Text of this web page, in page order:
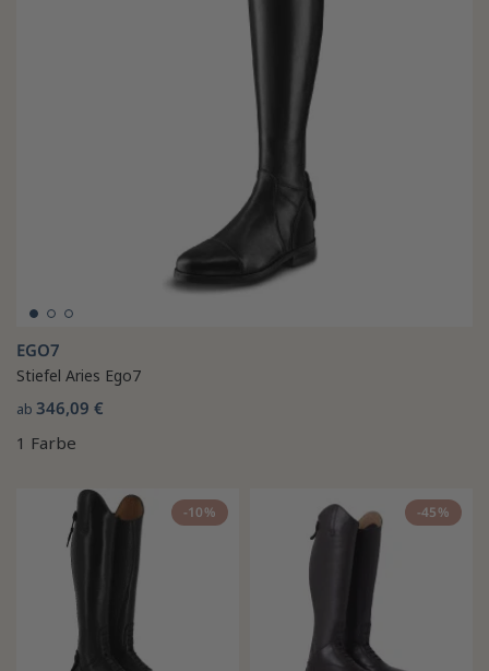
EGO7
Stiefel Aries Ego7
ab 346,09 €
1 Farbe
-10% -45%